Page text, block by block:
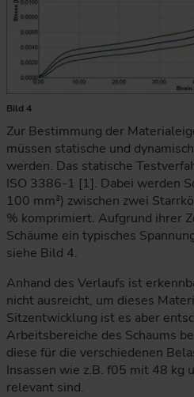
Bild 4
Zur Bestimmung der
müssen statische und
werden. Das statische
ISO 3386-1 [1]. Dabei werden
100 mm³) zwischen zwei
% komprimiert. Aufgrund ihrer
Schäume ein typisches
siehe Bild 4.
Anhand des Verlaufs ist
nicht ausreicht, um dieses
Sitzentwicklung ist es aber
Arbeitsbereiche des Schaums
diese für die verschiedenen
Insassen wie z.B. f05 mit 48 kg
relevant sind.